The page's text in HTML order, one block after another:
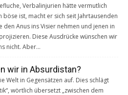
Verbalinjurien hätte vermutlich
böse ist, macht er sich seit Jahrtausenden
den Anus ins Visier nehmen und jenen in
Diese Ausdrücke wünschen wir
nicht. Aber…
wir in Absurdistan?
Welt in Gegensätzen auf. Dies schlägt
wörtlich übersetzt „zwischen dem